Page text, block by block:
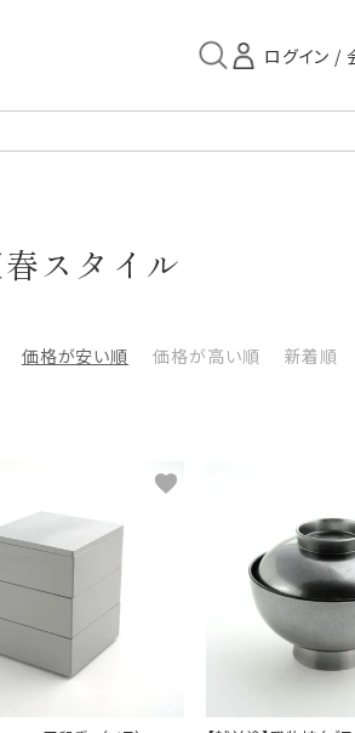
スタイル
価格が安い順 価格が高い順 新着順